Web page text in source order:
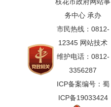
务中心 承办
市民热线：0812-
12345 网站技术
维护电话：0812-
3356287
ICP备案编号：蜀
ICP备19033424